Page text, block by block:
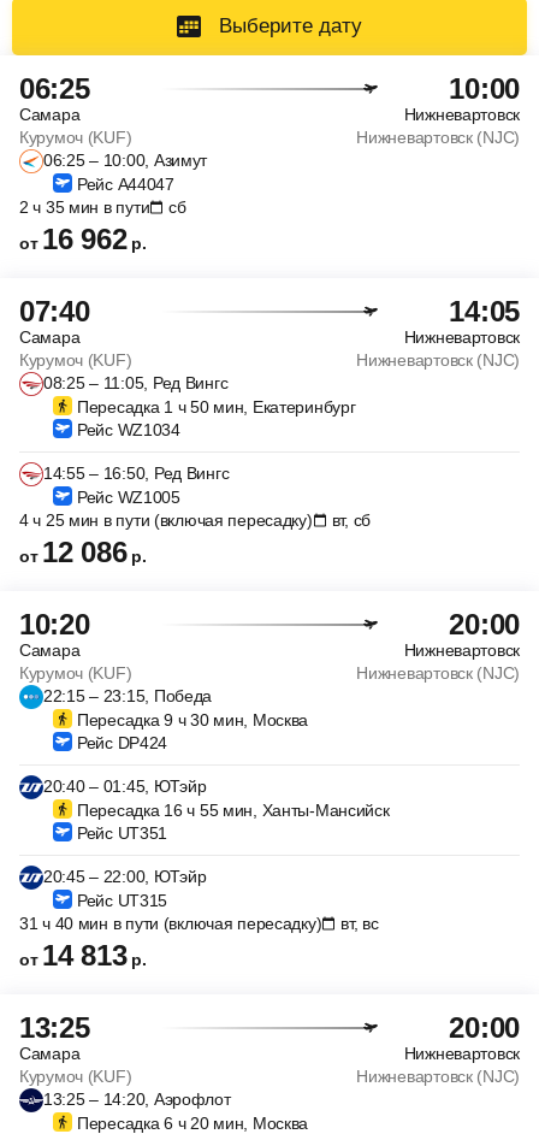
Выберите дату
06:25 10:00
Самара
Нижневартовск
Курумоч (KUF)
Нижневартовск (NJC)
06:25 – 10:00, Азимут
Рейс A44047
2 ч 35 мин в пути
сб
от 16 962 р.
07:40 14:05
Самара
Нижневартовск
Курумоч (KUF)
Нижневартовск (NJC)
08:25 – 11:05, Ред Вингс
Пересадка 1 ч 50 мин, Екатеринбург
Рейс WZ1034
14:55 – 16:50, Ред Вингс
Рейс WZ1005
4 ч 25 мин в пути (включая пересадку)
вт, сб
от 12 086 р.
10:20 20:00
Самара
Нижневартовск
Курумоч (KUF)
Нижневартовск (NJC)
22:15 – 23:15, Победа
Пересадка 9 ч 30 мин, Москва
Рейс DP424
20:40 – 01:45, ЮТэйр
Пересадка 16 ч 55 мин, Ханты-Мансийск
Рейс UT351
20:45 – 22:00, ЮТэйр
Рейс UT315
31 ч 40 мин в пути (включая пересадку)
вт, вс
от 14 813 р.
13:25 20:00
Самара
Нижневартовск
Курумоч (KUF)
Нижневартовск (NJC)
13:25 – 14:20, Аэрофлот
Пересадка 6 ч 20 мин, Москва